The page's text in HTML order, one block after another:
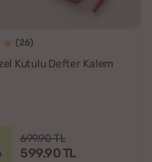
(26)
Kutulu Defter Kalem
699.90 TL
599.90 TL